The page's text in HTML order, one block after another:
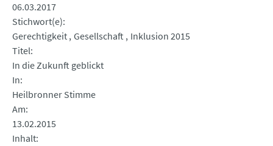
06.03.2017
Stichwort(e)
Gerechtigkeit Gesellschaft Inklusion 2015
Titel
In die Zukunft geblickt
In
Heilbronner Stimme
Am
13.02.2015
Inhalt